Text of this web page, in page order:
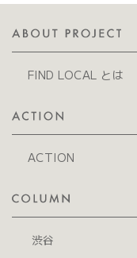
FIND LOCAL とは
ACTION
渋谷